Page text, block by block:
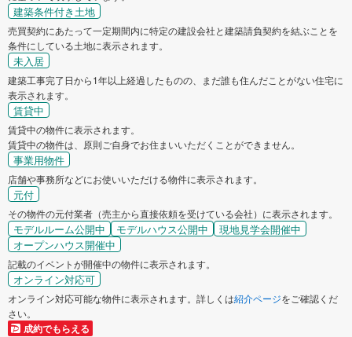
建築条件付き土地
売買契約にあたって一定期間内に特定の建設会社と建築請負契約を結ぶことを
条件にしている土地に表示されます。
未入居
建築工事完了日から1年以上経過したものの、まだ誰も住んだことがない住宅に
表示されます。
賃貸中
賃貸中の物件に表示されます。
賃貸中の物件は、原則ご自身でお住まいいただくことができません。
事業用物件
店舗や事務所などにお使いいただける物件に表示されます。
元付
その物件の元付業者（売主から直接依頼を受けている会社）に表示されます。
モデルルーム公開中 モデルハウス公開中
現地見学会開催中
オープンハウス開催中
記載のイベントが開催中の物件に表示されます。
オンライン対応可
オンライン対応可能な物件に表示されます。詳しくは紹介ページをご確認くだ
さい。
成約でもらえる